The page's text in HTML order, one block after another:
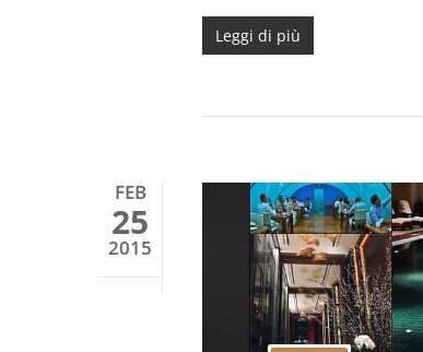
Leggi di più
FEB
25
2015